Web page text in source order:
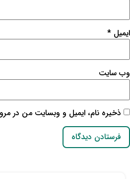
ایمیل *
وب‌ سایت
ذخیره نام، ایمیل و وبسایت من در